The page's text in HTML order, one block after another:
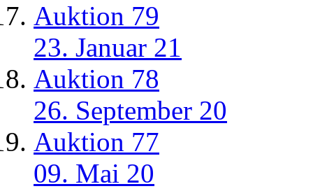
Auktion 79
23. Januar 21
Auktion 78
26. September 20
Auktion 77
09. Mai 20